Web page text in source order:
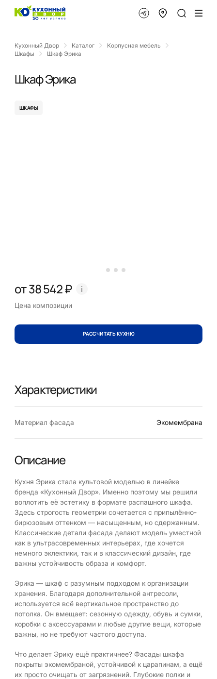
Кухонный Двор Каталог
Корпусная мебель
Шкафы
Шкаф Эрика
Шкаф Эрика
ШКАФЫ
от 38 542 ₽
Цена композиции
РАССЧИТАТЬ КУХНЮ
Характеристики
Материал фасада Экомембрана
Описание
Кухня Эрика стала культовой моделью в линейке
бренда «Кухонный Двор». Именно поэтому мы решили
воплотить её эстетику в формате распашного шкафа.
Здесь строгость геометрии сочетается с припылённо-
бирюзовым оттенком — насыщенным, но сдержанным.
Классические детали фасада делают модель уместной
как в ультрасовременных интерьерах, где хочется
немного эклектики, так и в классический дизайн, где
важны устойчивость образа и комфорт.
Эрика — шкаф с разумным подходом к организации
хранения. Благодаря дополнительной антресоли,
используется всё вертикальное пространство до
потолка. Он вмещает: сезонную одежду, обувь и сумки,
коробки с аксессуарами и любые другие вещи, которые
важны, но не требуют частого доступа.
Что делает Эрику ещё практичнее? Фасады шкафа
покрыты экомембраной, устойчивой к царапинам, а ещё
их просто очищать от загрязнений. Глубокие полки и